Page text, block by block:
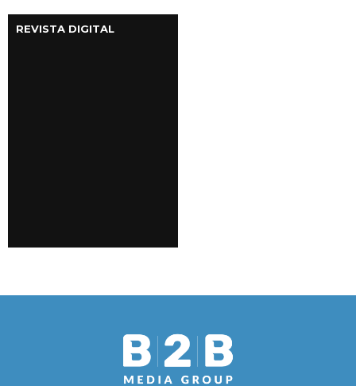
REVISTA DIGITAL